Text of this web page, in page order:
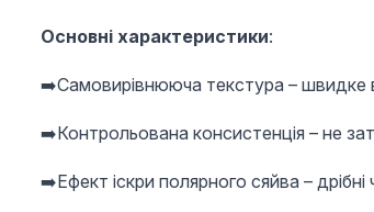
Основні характеристики:
➡️Самовирівнююча текстура – ​​швидке
➡️Контрольована консистенція – не
➡️Ефект іскри полярного сяйва – дрібні